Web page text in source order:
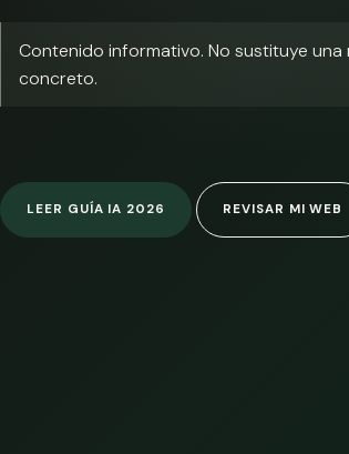
Contenido informativo. No sustituye una
concreto.
LEER GUÍA IA 2026 REVISAR MI WEB